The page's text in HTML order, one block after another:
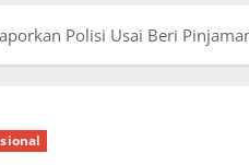
Polisi Usai Beri